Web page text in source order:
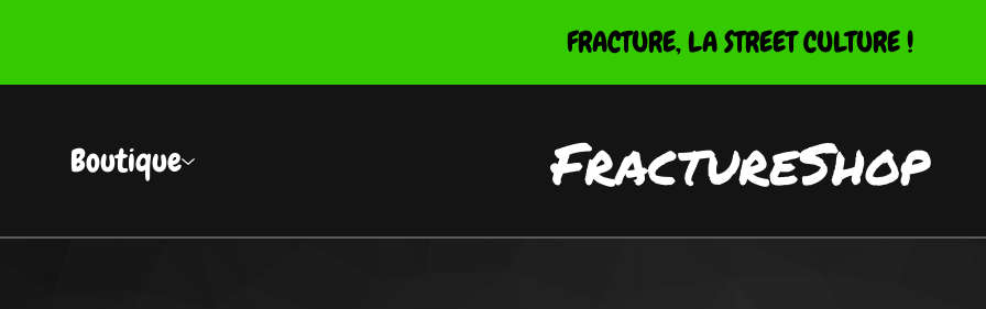
FRACTURE, LA STREET CULTURE !
Boutique FractureShop